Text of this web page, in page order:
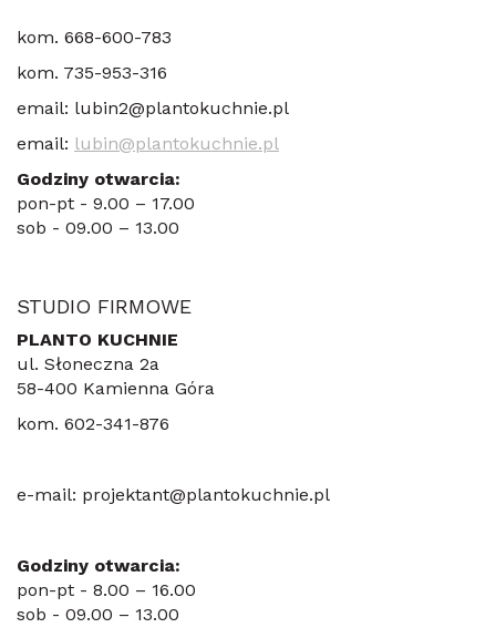
kom. 668-600-783
kom. 735-953-316
email: lubin2@plantokuchnie.pl
email: lubin@plantokuchnie.pl
Godziny otwarcia:
pon-pt - 9.00 – 17.00
​sob - 09.00 – 13.00
STUDIO FIRMOWE
PLANTO KUCHNIE
ul. Słoneczna 2a
58-400 Kamienna Góra
kom. 602-341-876
e-mail: projektant@plantokuchnie.pl
Godziny otwarcia:
pon-pt - 8.00 – 16.00
​sob - 09.00 – 13.00